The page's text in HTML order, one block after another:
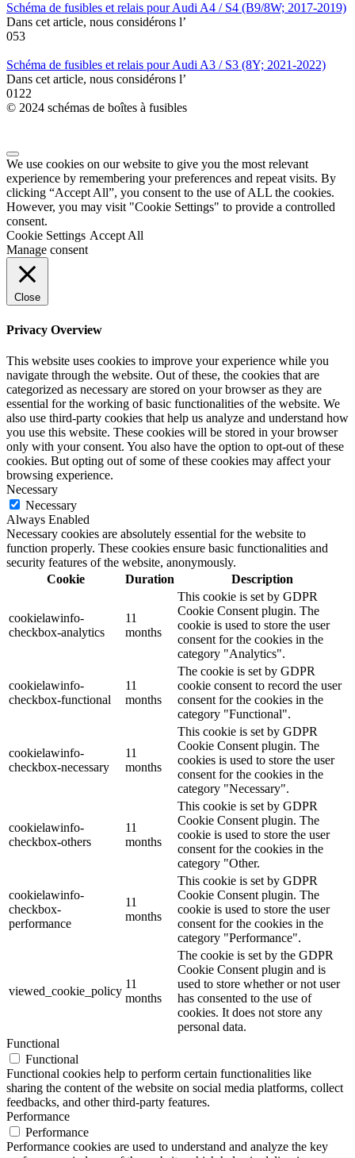
Schéma de fusibles et relais pour Audi A4 / S4 (B9/8W; 2017-2019)
Dans cet article, nous considérons l’
053
Schéma de fusibles et relais pour Audi A3 / S3 (8Y; 2021-2022)
Dans cet article, nous considérons l’
0122
© 2024 schémas de boîtes à fusibles
We use cookies on our website to give you the most relevant
experience by remembering your preferences and repeat visits. By
clicking “Accept All”, you consent to the use of ALL the cookies.
However, you may visit "Cookie Settings" to provide a controlled
consent.
Cookie Settings Accept All
Manage consent
Close
Privacy Overview
This website uses cookies to improve your experience while you
navigate through the website. Out of these, the cookies that are
categorized as necessary are stored on your browser as they are
essential for the working of basic functionalities of the website. We
also use third-party cookies that help us analyze and understand how
you use this website. These cookies will be stored in your browser
only with your consent. You also have the option to opt-out of these
cookies. But opting out of some of these cookies may affect your
browsing experience.
Necessary
Necessary
Always Enabled
Necessary cookies are absolutely essential for the website to
function properly. These cookies ensure basic functionalities and
security features of the website, anonymously.
Cookie
Duration Description
cookielawinfo-
checkbox-analytics
11
months
This cookie is set by GDPR
Cookie Consent plugin. The
cookie is used to store the user
consent for the cookies in the
category "Analytics".
cookielawinfo-
checkbox-functional
11
months
The cookie is set by GDPR
cookie consent to record the user
consent for the cookies in the
category "Functional".
cookielawinfo-
checkbox-necessary
11
months
This cookie is set by GDPR
Cookie Consent plugin. The
cookies is used to store the user
consent for the cookies in the
category "Necessary".
cookielawinfo-
checkbox-others
11
months
This cookie is set by GDPR
Cookie Consent plugin. The
cookie is used to store the user
consent for the cookies in the
category "Other.
cookielawinfo-
checkbox-
performance
11
months
This cookie is set by GDPR
Cookie Consent plugin. The
cookie is used to store the user
consent for the cookies in the
category "Performance".
viewed_cookie_policy
11
months
The cookie is set by the GDPR
Cookie Consent plugin and is
used to store whether or not user
has consented to the use of
cookies. It does not store any
personal data.
Functional
Functional
Functional cookies help to perform certain functionalities like
sharing the content of the website on social media platforms, collect
feedbacks, and other third-party features.
Performance
Performance
Performance cookies are used to understand and analyze the key